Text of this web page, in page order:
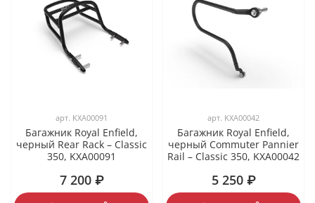
арт. KXA00091
Багажник Royal Enfield,
черный Rear Rack – Classic
350, KXA00091
7 200 ₽
арт. KXA00042
Багажник Royal Enfield,
черный Commuter Pannier
Rail – Classic 350, KXA00042
5 250 ₽